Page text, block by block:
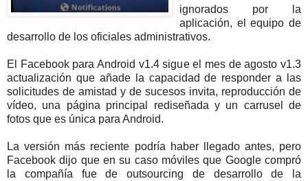
ignorados por la
aplicación, el equipo de
desarrollo de los oficiales administrativos.
El Facebook para Android v1.4 sigue el mes de agosto v1.3
actualización que añade la capacidad de responder a las
solicitudes de amistad y de sucesos invita, reproducción de
vídeo, una página principal rediseñada y un carrusel de
fotos que es única para Android.
La versión más reciente podría haber llegado antes, pero
Facebook dijo que en su caso móviles que Google compró
la compañía fue de outsourcing de desarrollo de la